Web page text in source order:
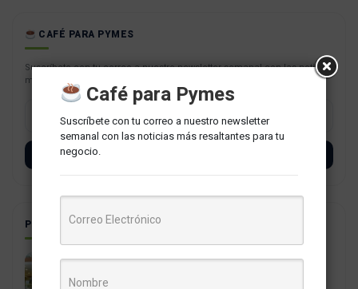
CAFÉ PARA PYMES
Suscríbete con tu correo a nuestro newsletter semanal con las noticias
más resaltantes para tu negocio.
POSTS RELACIONADOS
ventas de tu negocio
Café para Pymes
Suscríbete con tu correo a nuestro newsletter
semanal con las noticias más resaltantes para tu
negocio.